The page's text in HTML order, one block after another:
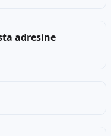
adresine